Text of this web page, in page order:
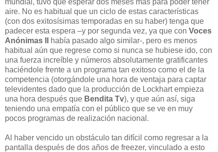
aire. No es habitual que un ciclo de estas características
(con dos exitosísimas temporadas en su haber) tenga que
padecer esta espera –y por segunda vez, ya que con Voces
Anónimas II
había pasado algo similar-, pero es menos
habitual aún que regrese como si nunca se hubiese ido, con
una fuerza increíble y números absolutamente gratificantes
haciéndole frente a un programa tan exitoso como el de la
competencia (otorgándole una hora de ventaja para captar
televidentes dado que la producción de Lockhart empieza
una hora después que Bendita Tv), y que aún así, siga
teniendo una empatía con el público que se ve en muy
pocos programas de realización nacional.
Al haber vencido un obstáculo tan difícil como regresar a la
pantalla después de dos años de freezer, vinculado a esto